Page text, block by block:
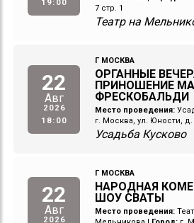
19:00
7 стр. 1
Театр на
22
Авг
2026
18:00
Г МОСКВА
ОРГАННЫЕ
ПРИНОШЕНИЕ
ФРЕСКОБАЛЬДИ
Место проведения:
г. Москва, ул. Юности, д.
Усадьба Кусково
22
Авг
2026
Г МОСКВА
НАРОДНАЯ
ШОУ СВАТЫ
Место проведения: